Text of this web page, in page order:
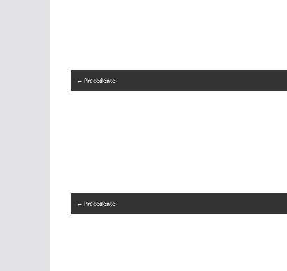
← Precedente
← Precedente